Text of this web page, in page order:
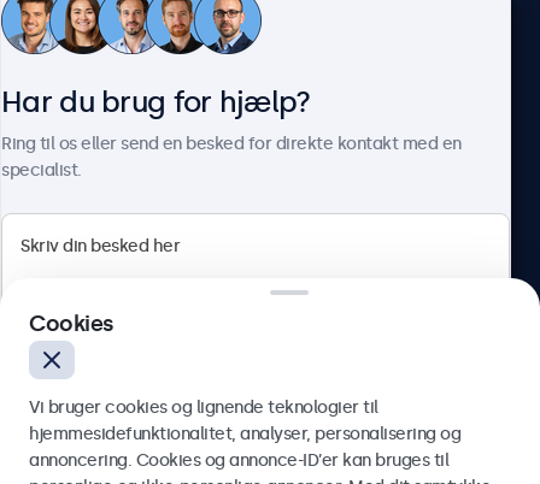
Kundeservice
Herstedøstervej 27-29, unit A, 2620 Albertslund, Danmark
Dansk
Har du brug for hjælp?
Ring til os eller send en besked for direkte kontakt med en
specialist.
Cookies
Vi bruger cookies og lignende teknologier til
hjemmesidefunktionalitet, analyser, personalisering og
annoncering. Cookies og annonce-ID’er kan bruges til